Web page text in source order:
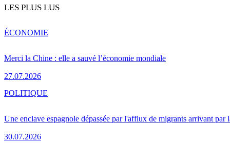
LES PLUS LUS
Merci la Chine : elle a sauvé l’économie mondiale
27.07.2026
ÉCONOMIE
Une enclave espagnole dépassée par l'afflux de migrants arrivant par
30.07.2026
POLITIQUE